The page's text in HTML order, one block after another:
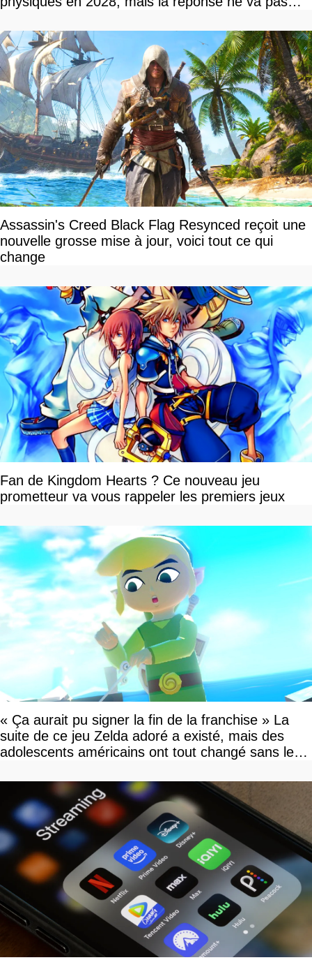
Assassin's Creed Black Flag Resynced reçoit une
nouvelle grosse mise à jour, voici tout ce qui
change
Fan de Kingdom Hearts ? Ce nouveau jeu
prometteur va vous rappeler les premiers jeux
« Ça aurait pu signer la fin de la franchise » La
suite de ce jeu Zelda adoré a existé, mais des
adolescents américains ont tout changé sans le